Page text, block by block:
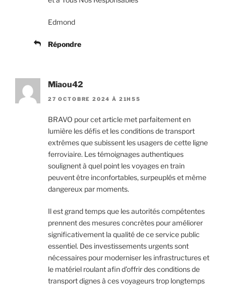
Edmond
Répondre
Miaou42
27 OCTOBRE 2024 À 21H55
BRAVO pour cet article met parfaitement en
lumière les défis et les conditions de transport
extrêmes que subissent les usagers de cette ligne
ferroviaire. Les témoignages authentiques
soulignent à quel point les voyages en train
peuvent être inconfortables, surpeuplés et même
dangereux par moments.
Il est grand temps que les autorités compétentes
prennent des mesures concrètes pour améliorer
significativement la qualité de ce service public
essentiel. Des investissements urgents sont
nécessaires pour moderniser les infrastructures et
le matériel roulant afin d’offrir des conditions de
transport dignes à ces voyageurs trop longtemps